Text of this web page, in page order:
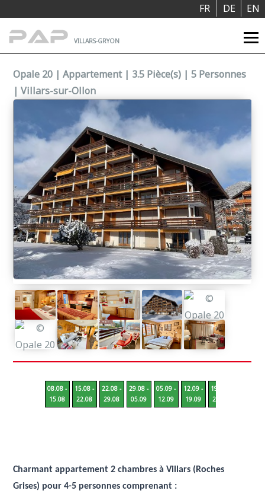
EN
DE
FR
VILLARS-GRYON
Opale 20 | Appartement | 3.5 Pièce(s) | 5 Personnes
| Villars-sur-Ollon
08.08 -
15.08
15.08 -
22.08
22.08 -
29.08
29.08 -
05.09
05.09 -
12.09
12.09 -
19.09
19.09 -
26.09
Charmant appartement 2 chambres à Villars (Roches
Grises) pour 4-5 personnes comprenant :